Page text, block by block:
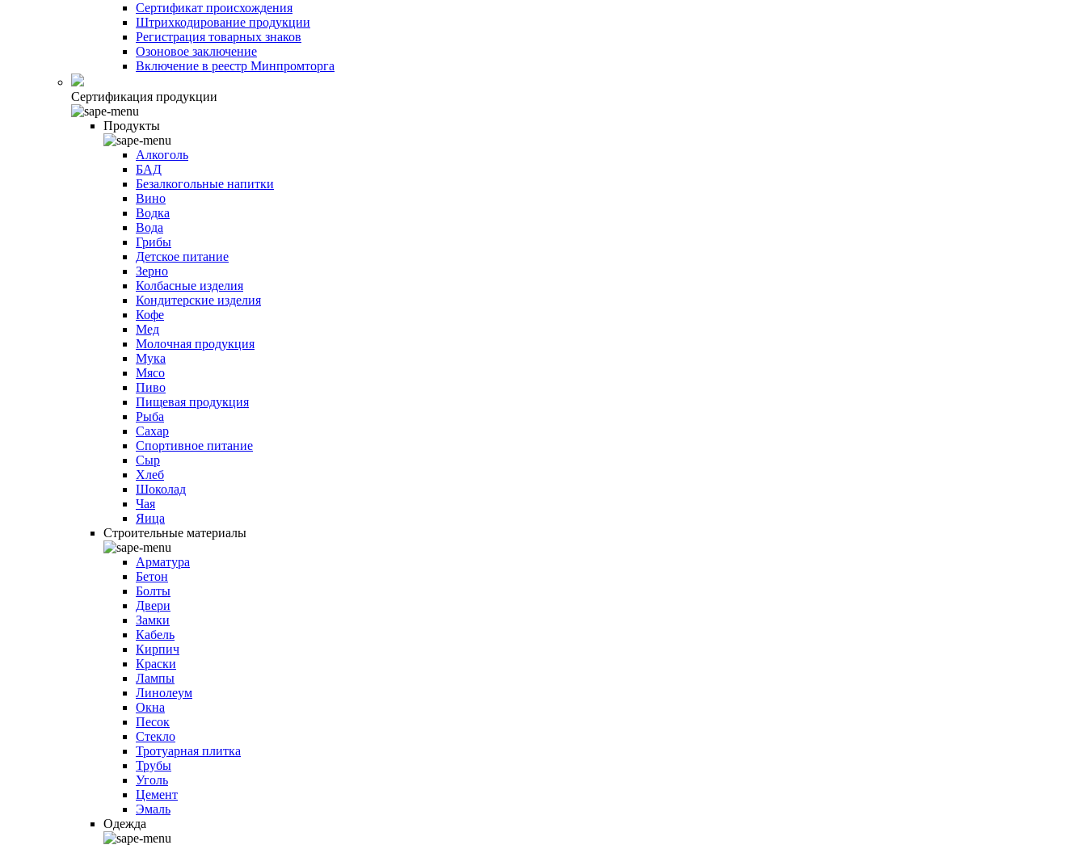
Сертификат происхождения
Штрихкодирование продукции
Регистрация товарных знаков
Озоновое заключение
Включение в реестр Минпромторга
Сертификация продукции
Продукты
Алкоголь
БАД
Безалкогольные напитки
Вино
Водка
Вода
Грибы
Детское питание
Зерно
Колбасные изделия
Кондитерские изделия
Кофе
Мед
Молочная продукция
Мука
Мясо
Пиво
Пищевая продукция
Рыба
Сахар
Спортивное питание
Сыр
Хлеб
Шоколад
Чая
Яица
Строительные материалы
Арматура
Бетон
Болты
Двери
Замки
Кабель
Кирпич
Краски
Лампы
Линолеум
Окна
Песок
Стекло
Тротуарная плитка
Трубы
Уголь
Цемент
Эмаль
Одежда